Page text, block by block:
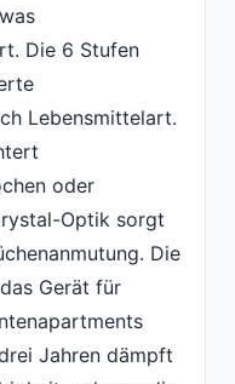
Die 6 Stufen
Lebensmittelart.
oder
Optik sorgt
Die
Gerät für
Jahren dämpft